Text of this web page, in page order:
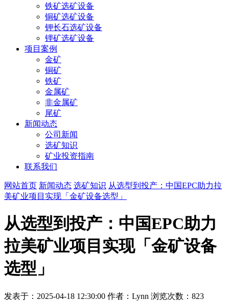
铁矿选矿设备
铜矿选矿设备
钾长石选矿设备
锂矿选矿设备
项目案例
金矿
铜矿
铁矿
金属矿
非金属矿
尾矿
新闻动态
公司新闻
选矿知识
矿业投资指南
联系我们
网站首页 新闻动态 选矿知识 从选型到投产：中国EPC助力拉
美矿业项目实现「金矿设备选型」
从选型到投产：中国EPC助力
拉美矿业项目实现「金矿设备
选型」
发表于：2025-04-18 12:30:00 作者：Lynn 浏览次数：823